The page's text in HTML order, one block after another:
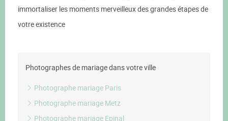
immortaliser les moments merveilleux des grandes étapes de
votre existence
Photographes de mariage dans votre ville
Photographe mariage Paris
Photographe mariage Metz
Photographe mariage Epinal